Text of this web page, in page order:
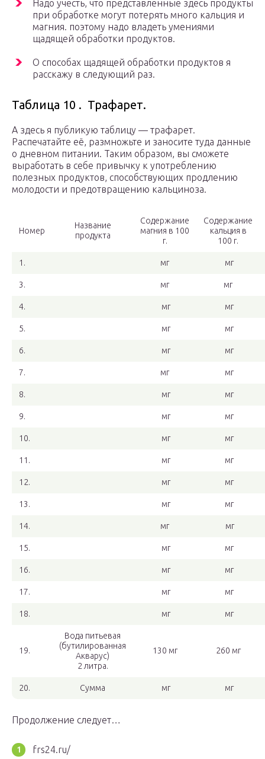
Надо учесть, что представленные здесь продукты
при обработке могут потерять много кальция и
магния. поэтому надо владеть умениями
щадящей обработки продуктов.
О способах щадящей обработки продуктов я
расскажу в следующий раз.
Таблица 10 . Трафарет.
А здесь я публикую таблицу — трафарет.
Распечатайте её, размножьте и заносите туда данные
о дневном питании. Таким образом, вы сможете
выработать в себе привычку к употреблению
полезных продуктов, способствующих продлению
молодости и предотвращению кальциноза.
Номер
Название
продукта
Содержание
магния в 100
г.
Содержание
кальция в
100 г.
1. мг мг
3. мг мг
4. мг мг
5. мг мг
6. мг мг
7. мг мг
8. мг мг
9. мг мг
10. мг мг
11. мг мг
12. мг мг
13. мг мг
14. мг мг
15. мг мг
16. мг мг
17. мг мг
18. мг мг
19.
Вода питьевая
(бутилированная
Акварус)
2 литра.
130 мг 260 мг
20. Сумма мг мг
Продолжение следует…
frs24.ru/